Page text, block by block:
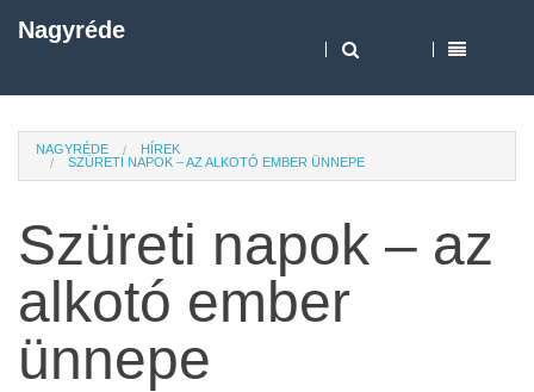
Nagyréde
NAGYRÉDE
HÍREK
SZÜRETI NAPOK – AZ ALKOTÓ EMBER ÜNNEPE
Szüreti napok – az
alkotó ember
ünnepe